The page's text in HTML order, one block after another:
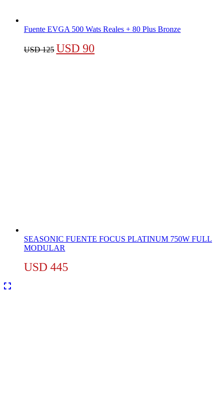
Fuente EVGA 500 Wats Reales + 80 Plus Bronze
USD125 El
USD 90
SEASONIC FUENTE FOCUS PLATINUM 750W FULL
MODULAR
USD 445